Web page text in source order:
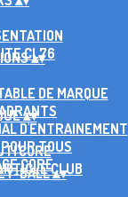
CL76
▴▾
DE MARQUE
D'ENTRAINEMENT
TOUS
CORE
▴▾
CLUB
BALL▴▾